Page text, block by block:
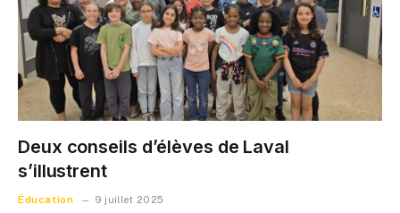
Deux conseils d’élèves de Laval
s’illustrent
Éducation 9 juillet 2025